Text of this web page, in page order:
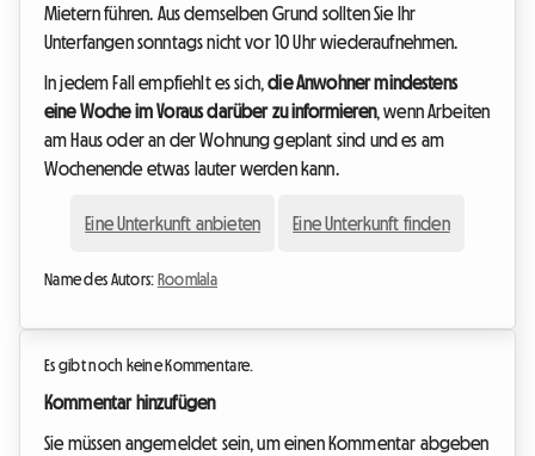
Mietern führen. Aus demselben Grund sollten Sie Ihr
Unterfangen sonntags nicht vor 10 Uhr wiederaufnehmen.
In jedem Fall empfiehlt es sich,die Anwohner mindestens
eine Woche im Voraus darüber zu informieren, wenn Arbeiten
am Haus oder an der Wohnung geplant sind und es am
Wochenende etwas lauter werden kann.
Eine Unterkunft anbieten Eine Unterkunft finden
Name des Autors: Roomlala
Es gibt noch keine Kommentare.
Kommentar hinzufügen
Sie müssen angemeldet sein, um einen Kommentar abgeben